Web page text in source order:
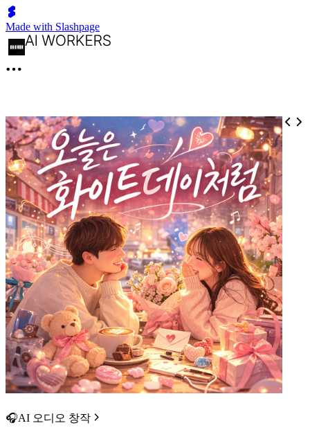
Made with Slashpage
🎧AI 오디오 창작